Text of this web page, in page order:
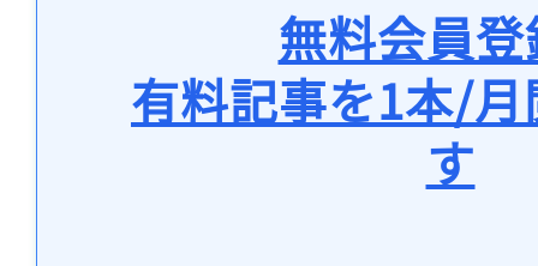
無料会員
有料記事を1本/
す